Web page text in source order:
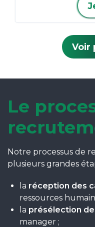
Voir
Le
Notre processus de
plusieurs grandes
la réception des
ressources
la présélection
manager ;